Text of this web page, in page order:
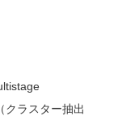
クラスター抽出